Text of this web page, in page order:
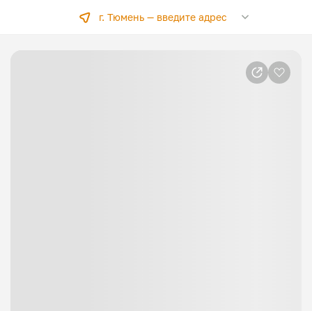
г. Тюмень — введите адрес